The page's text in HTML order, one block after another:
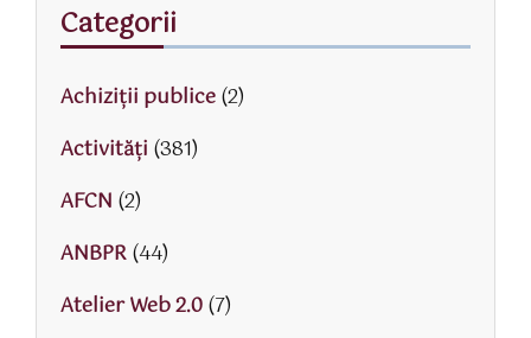
Categorii
Achiziții publice(2)
Activităţi (381)
AFCN (2)
ANBPR(44)
Atelier Web 2.0(7)